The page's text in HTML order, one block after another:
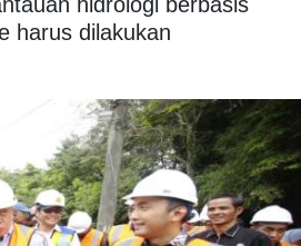
harus dilakukan